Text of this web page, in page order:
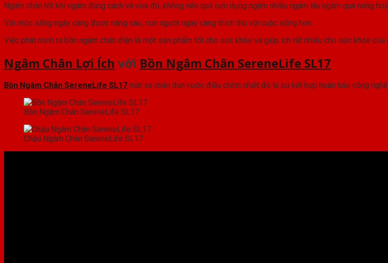
Ngâm chân tốt khi ngâm đúng cách và vừa đủ, không nên quá lạm dụng ngâm nhiều ngâm lâu ngâm quá nóng
Với mức sống ngày càng được nâng cao, con người ngày càng thích thú với cuộc sống hơn.
Việc phát minh ra bồn ngâm chân điện là một sản phẩm tốt cho sức khỏe và giúp ích rất nhiều cho sức khỏe của
Ngâm Chân Lợi Ích với Bồn Ngâm Chân SereneLife SL17
Bồn Ngâm Chân SereneLife SL17 mát xa chân đun nước điều chỉnh nhiệt độ là sự kết hợp hoàn hảo công
Bồn Ngâm Chân SereneLife SL17
Chậu Ngâm Chân SereneLife SL17